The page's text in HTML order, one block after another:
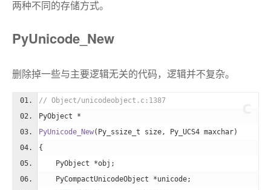
两种不同的存储方式。
PyUnicode_New
删除掉一些与主要逻辑无关的代码，逻辑并不复杂。
// Object/unicodeobject.c:1387
PyObject *
PyUnicode_New(Py_ssize_t size, Py_UCS4 maxchar)
{
    PyObject *obj;
    PyCompactUnicodeObject *unicode;